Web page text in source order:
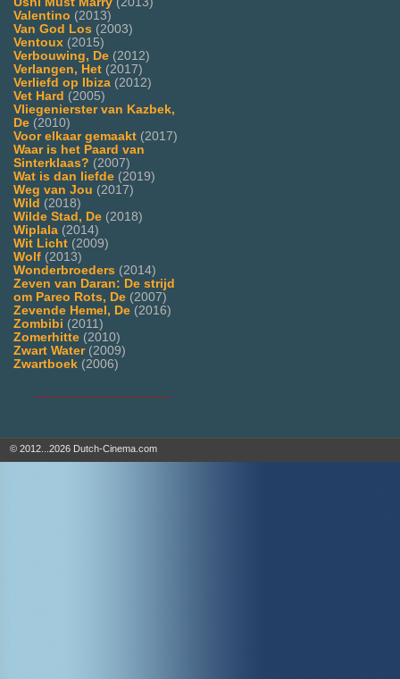
Valentino (2013)
Van God Los (2003)
Ventoux (2015)
Verbouwing, De (2012)
Verlangen, Het (2017)
Verliefd op Ibiza (2012)
Vet Hard (2005)
Vliegenierster van Kazbek,
De (2010)
Voor elkaar gemaakt (2017)
Waar is het Paard van
Sinterklaas? (2007)
Wat is dan liefde (2019)
Weg van Jou (2017)
Wild (2018)
Wilde Stad, De (2018)
Wiplala (2014)
Wit Licht (2009)
Wolf (2013)
Wonderbroeders (2014)
Zeven van Daran: De strijd
om Pareo Rots, De (2007)
Zevende Hemel, De (2016)
Zombibi (2011)
Zomerhitte (2010)
Zwart Water(2009)
Zwartboek (2006)
© 2012...2026 Dutch-Cinema.com